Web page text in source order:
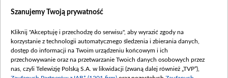
Dostępność
Procedura zgłoszeń wewnętrznych
Szanujemy Twoją prywatność
Kliknij "Akceptuję i przechodzę do serwisu", aby wyrazić zgody na
korzystanie z technologii automatycznego śledzenia i zbierania danych,
dostęp do informacji na Twoim urządzeniu końcowym i ich
przechowywanie oraz na przetwarzanie Twoich danych osobowych przez
nas, czyli Telewizję Polską S.A. w likwidacji (zwaną dalej również „TVP”),